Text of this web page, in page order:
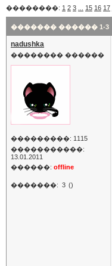
��������: 1 2 3 15 16 17
������� ������ 1-3
nadushka
�������� ������
���������: 1115
�����������:
13.01.2011
������: offline
�������: 3 ()